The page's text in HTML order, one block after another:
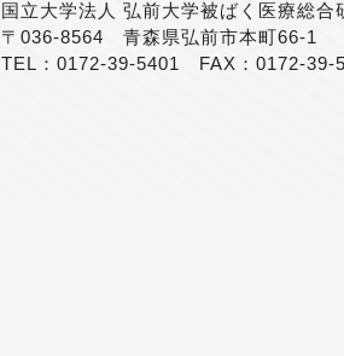
国立大学法人 弘前大学被ばく医療総合
〒036-8564 青森県弘前市本町66-1
TEL：0172-39-5401 FAX：0172-39-